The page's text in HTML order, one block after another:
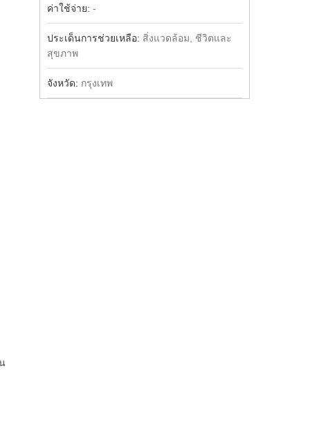
ค่าใช้จ่าย: -
ประเด็นการช่วยเหลือ: สิ่งแวดล้อม, ชีวิตและ
สุขภาพ
จังหวัด: กรุงเทพ